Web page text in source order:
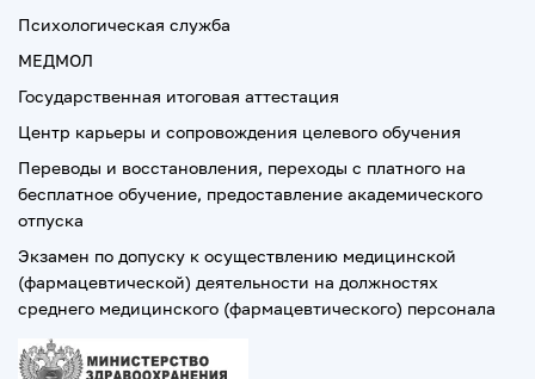
Психологическая служба
МЕДМОЛ
Государственная итоговая аттестация
Центр карьеры и сопровождения целевого обучения
Переводы и восстановления, переходы с платного на
бесплатное обучение, предоставление академического
отпуска
Экзамен по допуску к осуществлению медицинской
(фармацевтической) деятельности на должностях
среднего медицинского (фармацевтического) персонала